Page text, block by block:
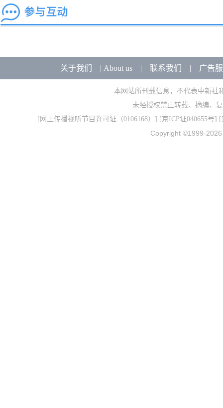
关于我们 | About us| 联系我们 | 广告
本网站所刊载信息，不代表中新社
未经授权禁止转载、摘编、
[ 网上传播视听节目许可证（0106168） ] [京ICP证040655号] [
Copyright ©1999-